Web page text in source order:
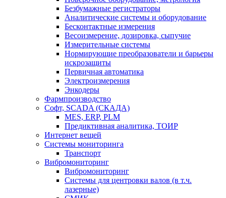
Безбумажные регистраторы
Аналитические системы и оборудование
Бесконтактные измерения
Весоизмерение, дозировка, сыпучие
Измерительные системы
Нормирующие преобразователи и барьеры
искрозащиты
Первичная автоматика
Электроизмерения
Энкодеры
Фармпроизводство
Софт, SCADA (СКАДА)
MES, ERP, PLM
Предиктивная аналитика, ТОИР
Интернет вещей
Системы мониторинга
Транспорт
Вибромониторинг
Вибромониторинг
Системы для центровки валов (в т.ч.
лазерные)